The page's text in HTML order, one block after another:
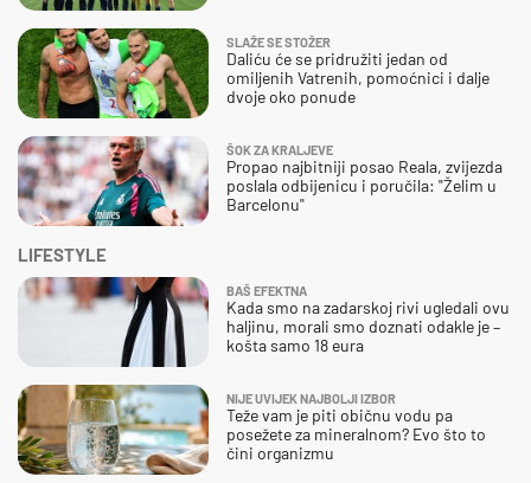
SLAŽE SE STOŽER
Daliću će se pridružiti jedan od
omiljenih Vatrenih, pomoćnici i dalje
dvoje oko ponude
ŠOK ZA KRALJEVE
Propao najbitniji posao Reala, zvijezda
poslala odbijenicu i poručila: "Želim u
Barcelonu"
LIFESTYLE
BAŠ EFEKTNA
Kada smo na zadarskoj rivi ugledali ovu
haljinu, morali smo doznati odakle je –
košta samo 18 eura
NIJE UVIJEK NAJBOLJI IZBOR
Teže vam je piti običnu vodu pa
posežete za mineralnom? Evo što to
čini organizmu